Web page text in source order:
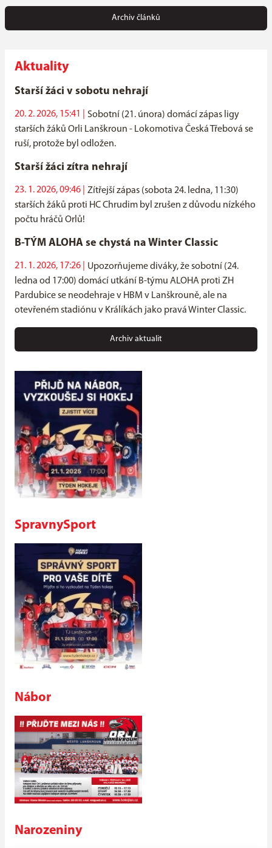
Archiv článků
Aktuality
Starší žáci v sobotu nehrají
20. 2. 2026, 15:41 |
Sobotní (21. února) domácí zápas ligy
starších žáků Orli Lanškroun - Lokomotiva Česká Třebová se
ruší, protože byl odložen.
Starší žáci zítra nehrají
23. 1. 2026, 09:46 |
Zítřejší zápas (sobota 24. ledna, 11:30)
starších žáků proti HC Chrudim byl zrušen z důvodu nízkého
počtu hráčů Orlů!
B-TÝM ALOHA se chystá na Winter Classic
21. 1. 2026, 17:26 |
Upozorňujeme diváky, že sobotní (24.
ledna od 17:00) domácí utkání B-týmu ALOHA proti ZH
Pardubice se neodehraje v HBM v Lanškrouně, ale na
otevřeném stadiónu v Králíkách jako pravá Winter Classic.
Archiv aktualit
SpravnySport
Nábor
Narozeniny